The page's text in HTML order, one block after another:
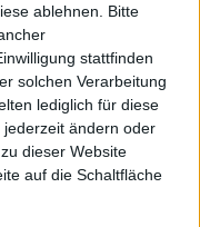
ablehnen.
Bitte
stattfinden
solchen Verarbeitung
lediglich für diese
ändern oder
dieser Website
auf die Schaltfläche
alle schon wussten:
sind es nicht.